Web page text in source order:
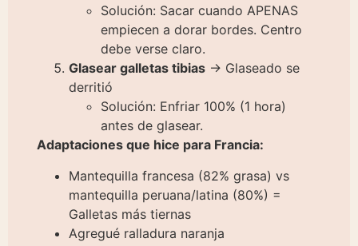
Solución: Sacar cuando APENAS
empiecen a dorar bordes. Centro
debe verse claro.
Glasear galletas tibias→ Glaseado se
derritió
Solución: Enfriar 100% (1 hora)
antes de glasear.
Adaptaciones que hice para Francia:
Mantequilla francesa (82% grasa) vs
mantequilla peruana/latina (80%) =
Galletas más tiernas
Agregué ralladura naranja